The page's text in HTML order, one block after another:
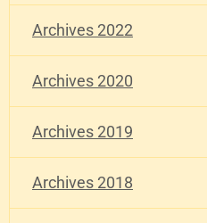
Archives 2022
Archives 2020
Archives 2019
Archives 2018